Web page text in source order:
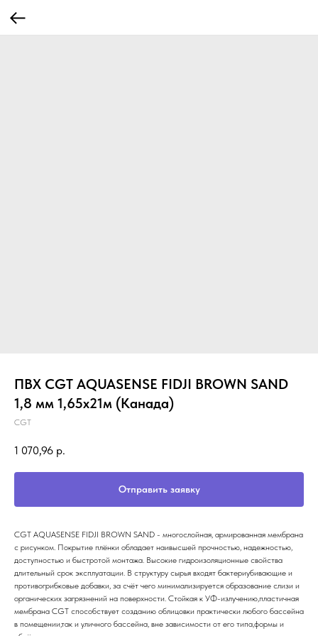
ПВХ CGT AQUASENSE FIDJI BROWN SAND
1,8 мм 1,65х21м (Канада)
CGT
1 070,96 р.
Отправить заявку
CGT AQUASENSE FIDJI BROWN SAND - многослойная, армированная мембрана
c рисунком. Покрытие плёнки обладает наивысшей прочностью, надежностью,
доступностью и быстротой монтажа. Высокие гидроизоляционные свойства
длительный срок эксплуатации. В структуру сырья входят бактериубивающие и
противогрибковые добавки, за счёт чего минимализируется образование слизи и
органических загрязнений на поверхности. Стойкая к УФ-излучению,пластичная
мембрана CGT способствует созданию облицовки практически любого бассейна
в помещении,так и уличного бассейна, вне зависимости от его типа,формы и